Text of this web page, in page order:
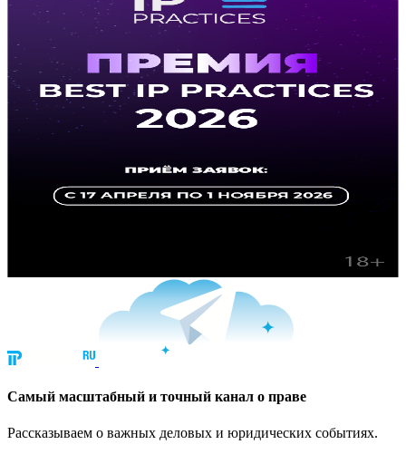
Cамый масштабный и точный канал о праве
Рассказываем о важных деловых и юридических событиях.